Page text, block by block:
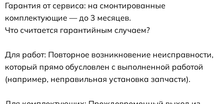
Гарантия от сервиса: на смонтированные
комплектующие — до 3 месяцев.
Что считается гарантийным случаем?
Для работ: Повторное возникновение неисправности,
который прямо обусловлен с выполненной работой
(например, неправильная установка запчасти).